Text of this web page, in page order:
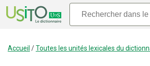
Accueil /Toutes les unités lexicales du